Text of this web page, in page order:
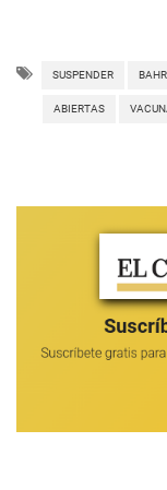
SUSPENDER
ABIERTAS